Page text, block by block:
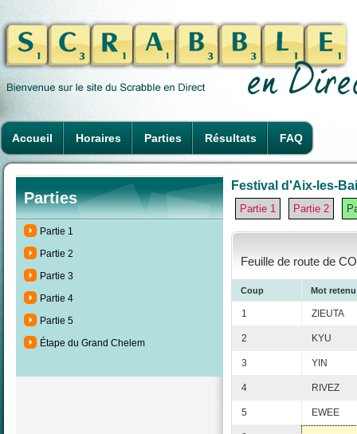
Accueil Horaires Parties Résultats FAQ
Parties
Partie 1
Partie 2
Partie 3
Partie 4
Partie 5
Étape du Grand Chelem
Festival d'Aix-les-
Partie 1 Partie 2
Feuille de route de
Coup Mot retenu
1 ZIEUTA
2 KYU
3 YIN
4 RIVEZ
5 EWEE